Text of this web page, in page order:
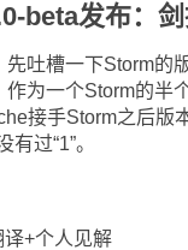
beta发布：
槽一下Storm的
为一个Storm的半
接手Storm之后版
过“1”。
+个人见解